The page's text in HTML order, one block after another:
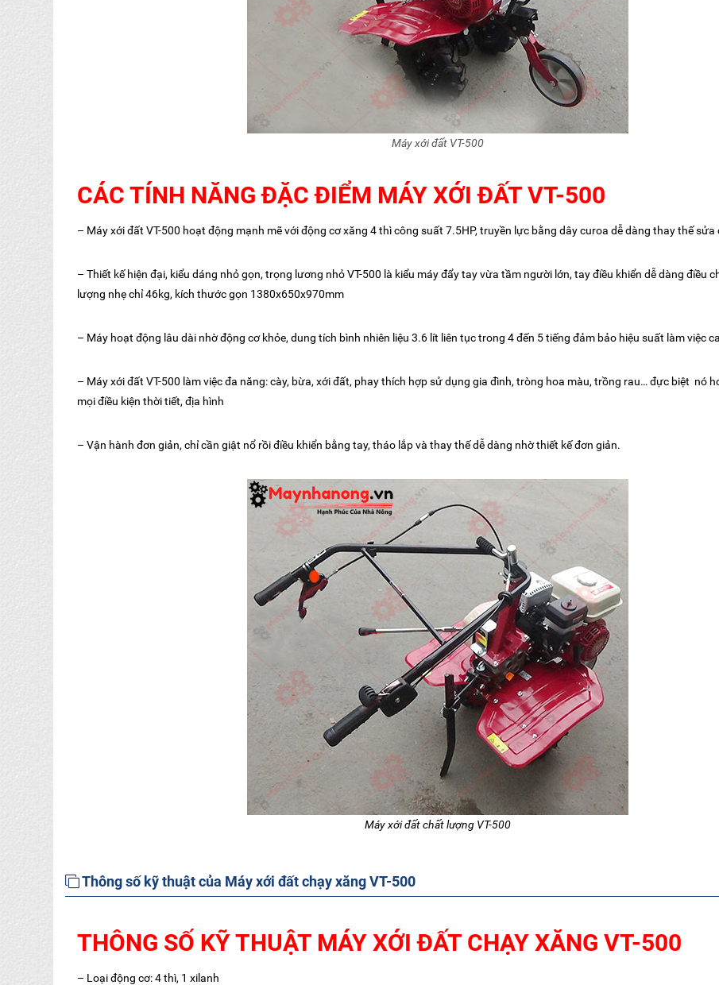
Máy xới đất VT-500
CÁC TÍNH NĂNG ĐẶC ĐIỂM MÁY XỚI ĐẤT VT-500
– Máy xới đất VT-500 hoạt động mạnh mẽ với động cơ xăng 4 thì công suất 7.5HP, truyền lực bằng dây curoa dễ dàng thay thế sửa
– Thiết kế hiện đại, kiểu dáng nhỏ gọn, trọng lương nhỏ VT-500 là kiểu máy đẩy tay vừa tầm người lớn, tay điều khiển dễ dàng điều
lượng nhẹ chỉ 46kg, kích thước gọn 1380x650x970mm
– Máy hoạt động lâu dài nhờ động cơ khỏe, dung tích bình nhiên liệu 3.6 lít liên tục trong 4 đến 5 tiếng đảm bảo hiệu suất làm việc
– Máy xới đất VT-500 làm việc đa năng: cày, bừa, xới đất, phay thích hợp sử dụng gia đình, tròng hoa màu, trồng rau… đực biệt nó
mọi điều kiện thời tiết, địa hình
– Vận hành đơn giản, chỉ cần giật nổ rồi điều khiển bằng tay, tháo lắp và thay thế dễ dàng nhờ thiết kế đơn giản.
Máy xới đất chất lượng VT-500
Thông số kỹ thuật của Máy xới đất chạy xăng VT-500
THÔNG SỐ KỸ THUẬT MÁY XỚI ĐẤT CHẠY XĂNG VT-500
– Loại động cơ: 4 thì, 1 xilanh